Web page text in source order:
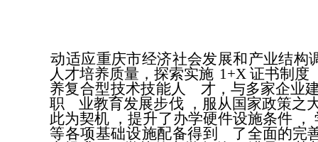
动适应重庆市经济社会发展和产业结构
人才培养质量，探索实施 1+X 证书制度
养复合型技术技能人
才，与多家企业
职
业教育发展步伐
，服从国家政策之
此为契机
，提升了办学硬件设施条件 ，
等各项基础设施配备得到
了全面的完